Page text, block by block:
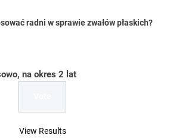
radni w sprawie zwałów płaskich?
na okres 2 lat
View Results